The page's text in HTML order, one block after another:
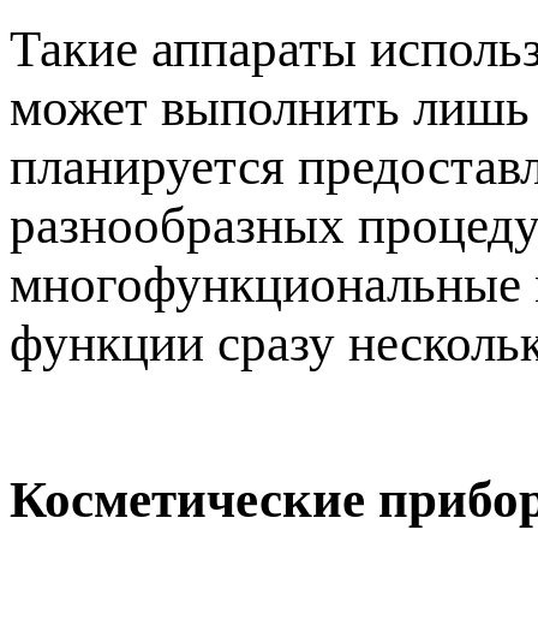
Такие аппараты
может выполнить
планируется
разнообразных
многофункциональные
функции сразу
Косметические